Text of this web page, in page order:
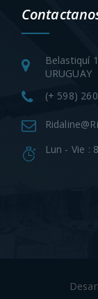
Belastiquí
URUGUAY
(+ 598)
Lun - Vie :